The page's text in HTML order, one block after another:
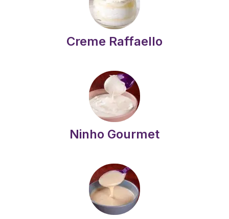
Creme Raffaello
Ninho Gourmet